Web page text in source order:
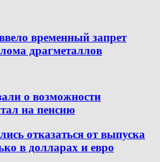
временный запрет
драгметаллов
о возможности
на пенсию
отказаться от выпуска
в долларах и евро